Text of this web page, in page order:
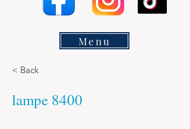
Menu
< Back
lampe 8400